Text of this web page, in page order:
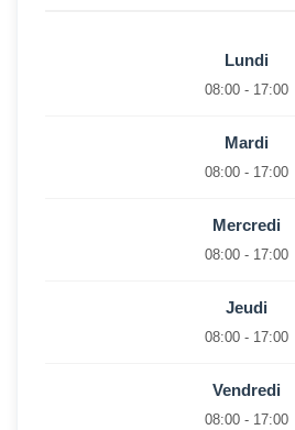
Lundi
08:00 - 17:00
Mardi
08:00 - 17:00
Mercredi
08:00 - 17:00
Jeudi
08:00 - 17:00
Vendredi
08:00 - 17:00